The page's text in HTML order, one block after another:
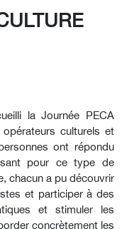
la Journée PECA
opérateurs culturels et
ont répondu
pour ce type de
chacun a pu découvrir
et participer à des
et stimuler les
concrètement les